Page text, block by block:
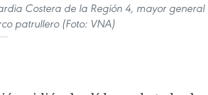
Costera de la Región 4, mayor general
patrullero (Foto: VNA)